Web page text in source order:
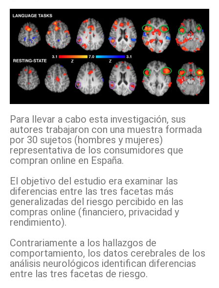
Para llevar a cabo esta investigación, sus
autores trabajaron con una muestra formada
por 30 sujetos (hombres y mujeres)
representativa de los consumidores que
compran online en España.
El objetivo del estudio era examinar las
diferencias entre las tres facetas más
generalizadas del riesgo percibido en las
compras online (financiero, privacidad y
rendimiento).
Contrariamente a los hallazgos de
comportamiento, los datos cerebrales de los
análisis neurológicos identifican diferencias
entre las tres facetas de riesgo.